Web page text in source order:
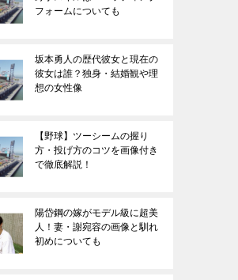
フォームについても
坂本勇人の歴代彼女と現在の
彼女は誰？独身・結婚観や理
想の女性像
【野球】ツーシームの握り
方・投げ方のコツを画像付き
で徹底解説！
陽岱鋼の嫁がモデル級に超美
人！妻・謝宛容の画像と馴れ
初めについても